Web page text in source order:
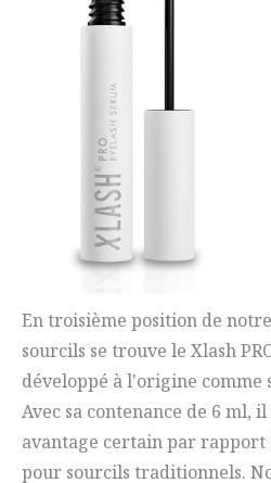
En troisième position de
sourcils se trouve le Xlash
développé à l'origine comme
Avec sa contenance de 6 ml,
avantage certain par rapport
pour sourcils traditionnels.